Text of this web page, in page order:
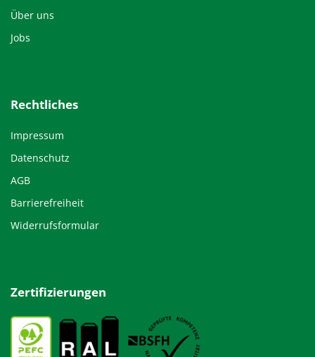
Über uns
Jobs
Rechtliches
Impressum
Datenschutz
AGB
Barrierefreiheit
Widerrufsformular
Zertifizierungen